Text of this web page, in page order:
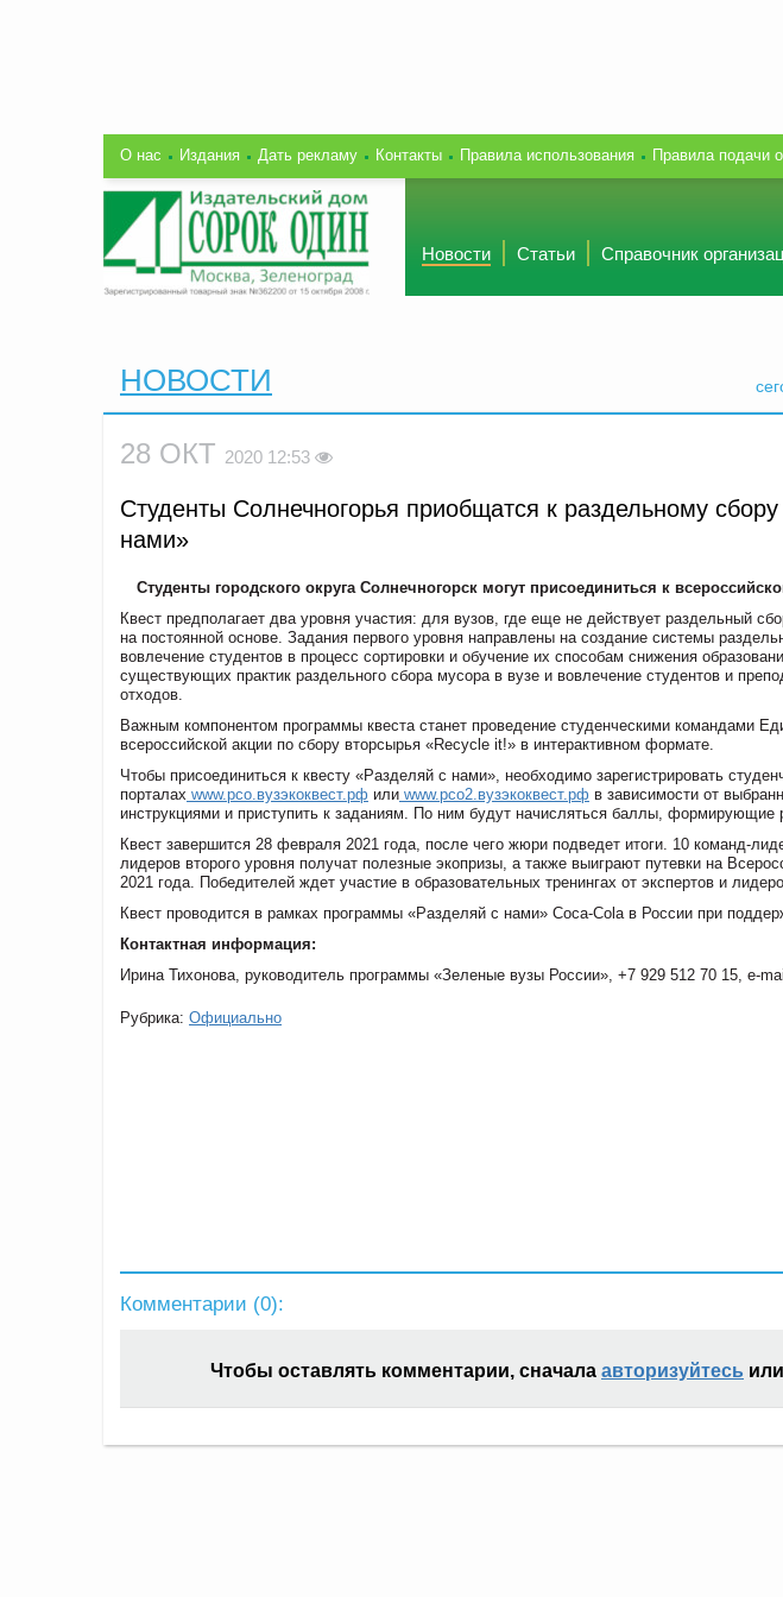
О нас Издания Дать рекламу Контакты Правила использования Правила подачи
Новости Статьи Справочник
НОВОСТИ
28 ОКТ 2020 12:53
Студенты Солнечногорья приобщатся к раздельному
нами»
Студенты городского округа Солнечногорск могут присоединиться к
Квест предполагает два уровня участия: для вузов, где еще не действует раздельный
на постоянной основе. Задания первого уровня направлены на создание системы
вовлечение студентов в процесс сортировки и обучение их способам снижения
существующих практик раздельного сбора мусора в вузе и вовлечение студентов и
отходов.
Важным компонентом программы квеста станет проведение студенческими командами
всероссийской акции по сбору вторсырья «Recycle it!» в интерактивном формате.
Чтобы присоединиться к квесту «Разделяй с нами», необходимо зарегистрировать
порталах www.рсо.вузэкоквест.рф или www.рсо2.вузэкоквест.рф в зависимости от
инструкциями и приступить к заданиям. По ним будут начисляться баллы, формирующие
Квест завершится 28 февраля 2021 года, после чего жюри подведет итоги. 10 команд-
лидеров второго уровня получат полезные экопризы, а также выиграют путевки на
2021 года. Победителей ждет участие в образовательных тренингах от экспертов и
Квест проводится в рамках программы «Разделяй с нами» Coca-Cola в России при
Контактная информация:
Ирина Тихонова, руководитель программы «Зеленые вузы России», +7 929 512 70 15, e-
Рубрика: Официально
Комментарии (0):
Чтобы оставлять комментарии, сначала авторизуйтесь или